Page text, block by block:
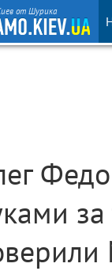
от Шурика